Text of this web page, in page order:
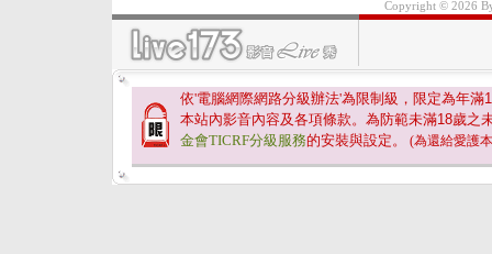
Copyright © 2026
依'電腦網際網路分級辦法'為限制級，限定為年滿
本站內影音內容及各項條款。為防範未滿18歲之
金會TICRF分級服務的安裝與設定。 (為還給愛護